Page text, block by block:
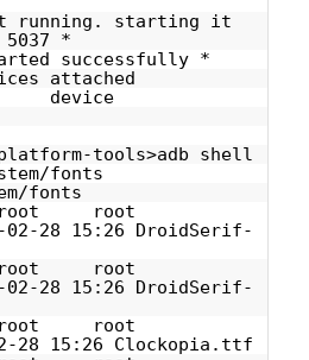
running. starting it
*
successfully *
attached
device
tools>adb shell
fonts
fonts
root root
02-28 15:26 DroidSerif-
root root
02-28 15:26 DroidSerif-
root root
28 15:26 Clockopia.ttf